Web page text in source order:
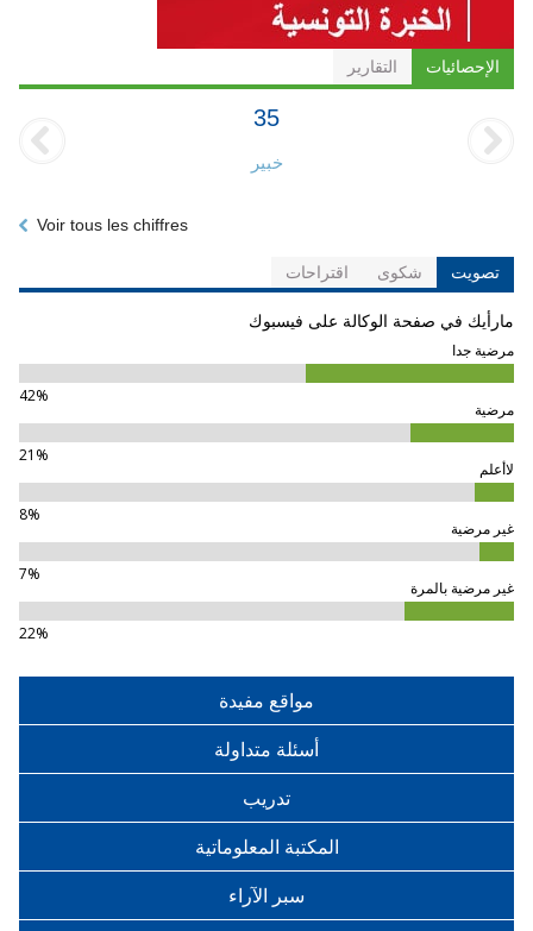
الإحصائيات التقارير
35
خبير
Voir tous les chiffres
تصويت شكوى اقتراحات
مارأيك في صفحة الوكالة على فيسبوك
مرضية جدا
42%
مرضية
21%
لاأعلم
8%
غير مرضية
7%
غير مرضية بالمرة
22%
مواقع مفيدة
أسئلة متداولة
تدريب
المكتبة المعلوماتية
سبر الآراء